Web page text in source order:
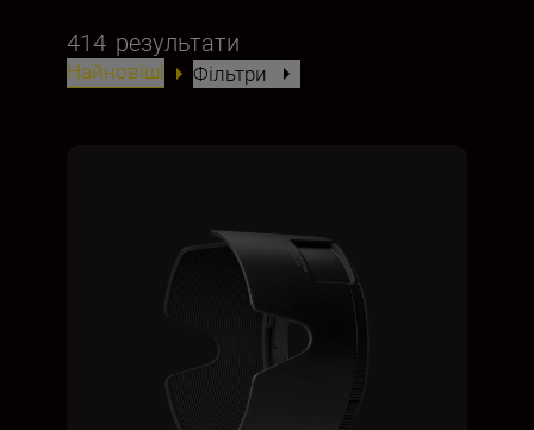
414 результати
Найновіші Фільтри